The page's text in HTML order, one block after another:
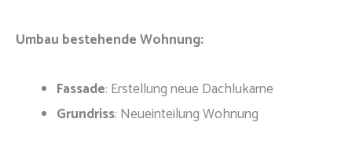
Umbau bestehende Wohnung:
Fassade: Erstellung neue Dachlukarne
Grundriss: Neueinteilung Wohnung